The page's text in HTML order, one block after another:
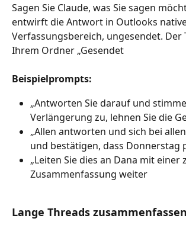
Sagen Sie Claude, was Sie sagen
entwirft die Antwort in Outlooks
Verfassungsbereich, ungesendet. Der
Ihrem Ordner „Gesendet
Beispielprompts:
„Antworten Sie darauf und
Verlängerung zu, lehnen Sie die
„Allen antworten und sich bei
und bestätigen, dass Donnerstag
„Leiten Sie dies an Dana mit einer
Zusammenfassung weiter
Lange Threads zusammenfassen